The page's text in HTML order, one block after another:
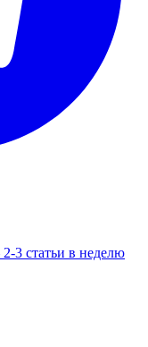
3 статьи в неделю